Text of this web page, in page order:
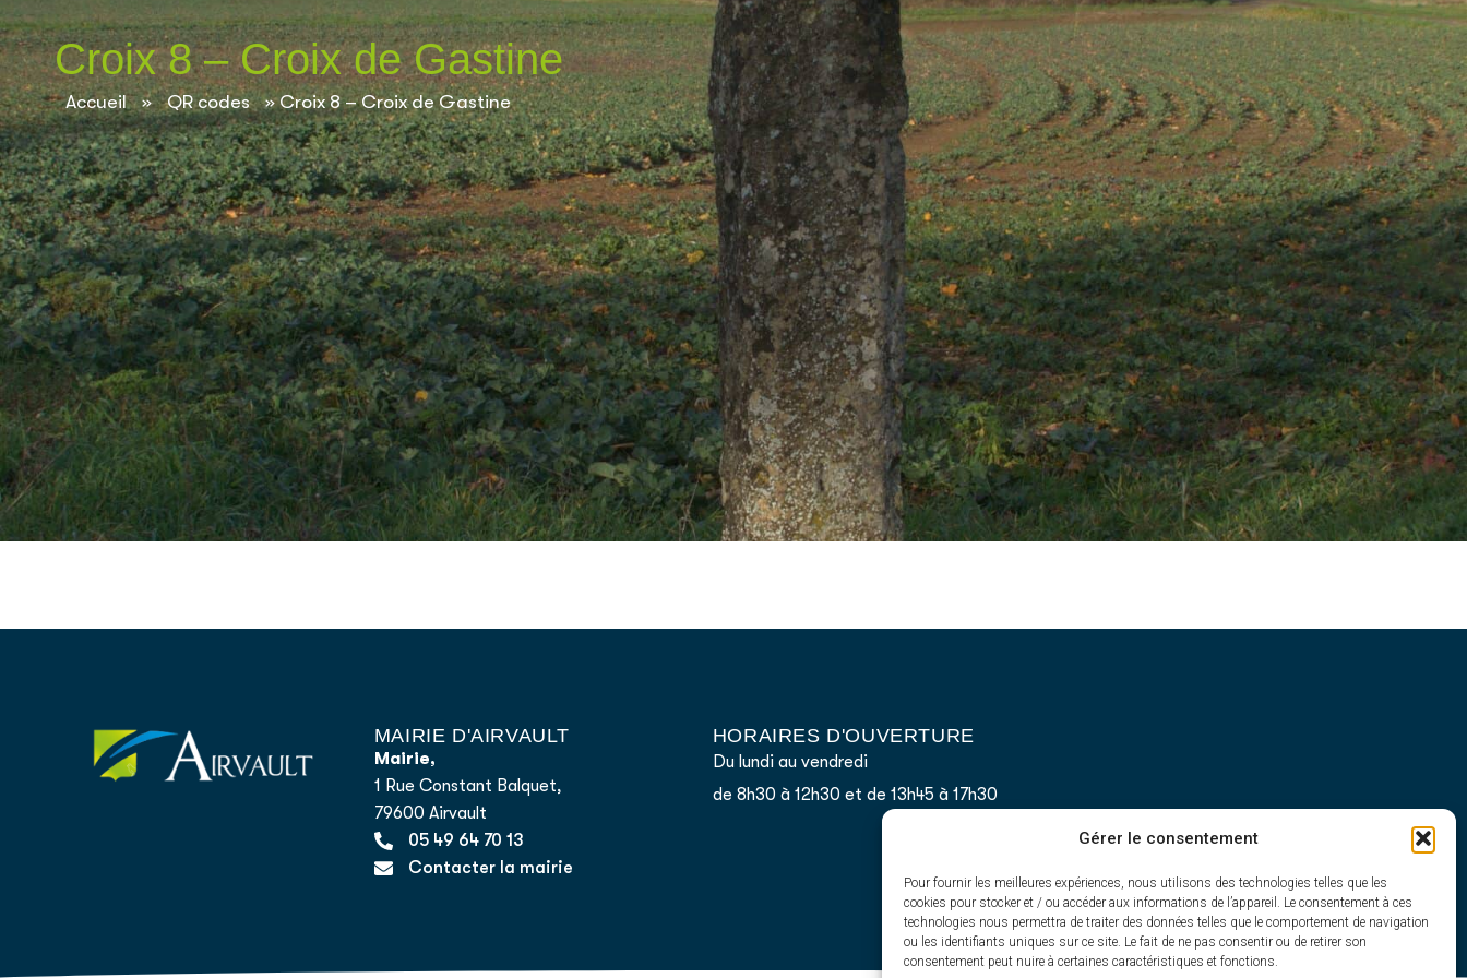
Gérer le consentement
Pour fournir les meilleures expériences, nous utilisons des technologies telles que les
cookies pour stocker et / ou accéder aux informations de l’appareil. Le consentement à ces
technologies nous permettra de traiter des données telles que le comportement de navigation
ou les identifiants uniques sur ce site. Le fait de ne pas consentir ou de retirer son
consentement peut nuire à certaines caractéristiques et fonctions.
principal
Espace membre
NOUS
CONTACTER
DÉCOUVRIR AIRVAULT MAIRIE D'AIRVAULT VIVRE À AIRVAULT
Croix 8 – Croix de Gastine
Accueil » QR codes »Croix 8 – Croix de Gastine
MAIRIE D'AIRVAULT
Mairie,
1 Rue Constant Balquet,
79600 Airvault
05 49 64 70 13
Contacter la mairie
HORAIRES D'OUVERTURE
Du lundi au vendredi
de 8h30 à 12h30 et de 13h45 à 17h30